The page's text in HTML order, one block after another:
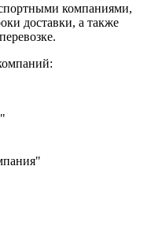
компаниями,
доставки, а также